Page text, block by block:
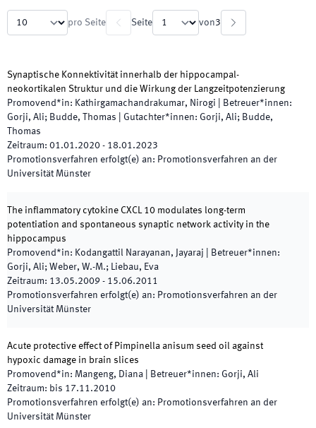
pro Seite Seite von3
Synaptische Konnektivität innerhalb der hippocampal-
neokortikalen Struktur und die Wirkung der Langzeitpotenzierung
Promovend*in: Kathirgamachandrakumar, Nirogi Betreuer*innen:
Gorji, Ali; Budde, Thomas
Gutachter*innen: Gorji, Ali; Budde,
Thomas
Zeitraum: 01.01.2020 - 18.01.2023
Promotionsverfahren erfolgt(e) an: Promotionsverfahren an der
Universität Münster
The inflammatory cytokine CXCL 10 modulates long-term
potentiation and spontaneous synaptic network activity in the
hippocampus
Promovend*in: Kodangattil Narayanan, Jayaraj Betreuer*innen:
Gorji, Ali; Weber, W.-M.; Liebau, Eva
Zeitraum: 13.05.2009 - 15.06.2011
Promotionsverfahren erfolgt(e) an: Promotionsverfahren an der
Universität Münster
Acute protective effect of Pimpinella anisum seed oil against
hypoxic damage in brain slices
Promovend*in: Mangeng, Diana Betreuer*innen: Gorji, Ali
Zeitraum: bis 17.11.2010
Promotionsverfahren erfolgt(e) an: Promotionsverfahren an der
Universität Münster